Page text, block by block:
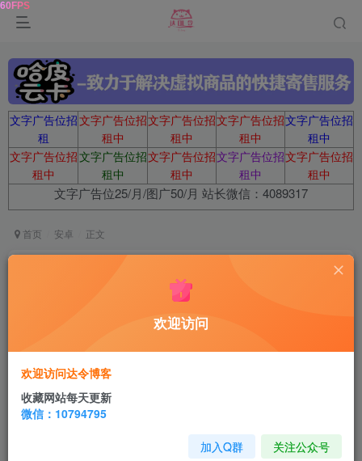
文字广告位招
租
文字广告位招
租中
文字广告位招
租中
文字广告位招
租中
文字广告位招
租中
文字广告位招
租中
文字广告位招
租中
文字广告位招
租中
文字广告位招
租中
文字广告位招
租中
文字广告位25/月/图广50/月 站长微信：4089317
首页 安卓 正文
📢 本期推荐
资源名称：小梨听书
适用 系统：安卓
欢迎访问
欢迎访问达令博客
收藏网站每天更新
微信：10794795
加入Q群 关注公众号